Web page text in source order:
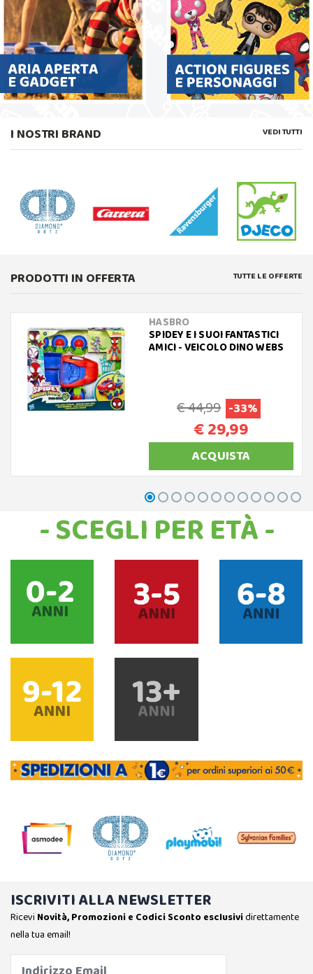
I NOSTRI BRAND VEDI TUTTI
PRODOTTI IN OFFERTA TUTTE LE OFFERTE
HASBRO
SPIDEY E I SUOI FANTASTICI
AMICI - VEICOLO DINO WEBS
€ 44,99 -33%
€ 29,99
ACQUISTA
- SCEGLI PER ETÀ -
ISCRIVITI ALLA NEWSLETTER
Ricevi Novità, Promozioni e Codici Sconto esclusividirettamente
nella tua email!